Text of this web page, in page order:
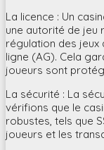
La licence : Un
une autorité de jeu
régulation des jeux
ligne (AG). Cela
joueurs sont
La sécurité : La
vérifions que le
robustes, tels que
joueurs et les